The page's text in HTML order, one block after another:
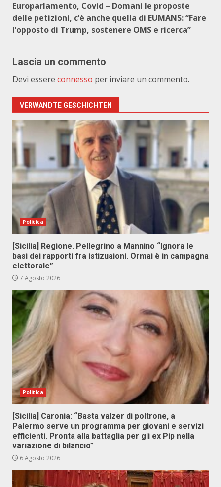
Europarlamento, Covid – Domani le proposte
delle petizioni, c’è anche quella di EUMANS: “Fare
l’opposto di Trump, sostenere OMS e ricerca”
Lascia un commento
Devi essere connesso per inviare un commento.
VERWANDTE GESCHICHTEN
Politica
[Sicilia] Regione. Pellegrino a Mannino “Ignora le
basi dei rapporti fra istizuaioni. Ormai è in campagna
elettorale”
7 Agosto 2026
Politica
[Sicilia] Caronia: “Basta valzer di poltrone, a
Palermo serve un programma per giovani e servizi
efficienti. Pronta alla battaglia per gli ex Pip nella
variazione di bilancio”
6 Agosto 2026